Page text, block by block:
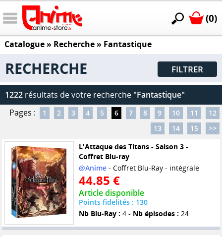
(0)
Catalogue» Recherche » Fantastique
RECHERCHE FILTRER
1222 résultats de votre recherche "Fantastique"
Pages :
1 2 3 4 5 6 7 8 9 10 11
12
13
14 15
>>
L'Attaque des Titans - Saison 3 -
Coffret Blu-ray
@Anime- Coffret Blu-Ray - intégrale
44.85 €
Article disponible
Points fidelités : 130
Nb Blu-Ray : 4 - Nb épisodes : 24